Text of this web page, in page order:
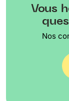
Vous
Nos